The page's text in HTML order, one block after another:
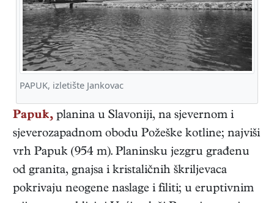
PAPUK, izletište Jankovac
Papuk, planina u Slavoniji, na sjevernom i
sjeverozapadnom obodu Požeške kotline; najviši
vrh Papuk (954 m). Planinsku jezgru građenu
od granita, gnajsa i kristaličnih škriljevaca
pokrivaju neogene naslage i filiti; u eruptivnim